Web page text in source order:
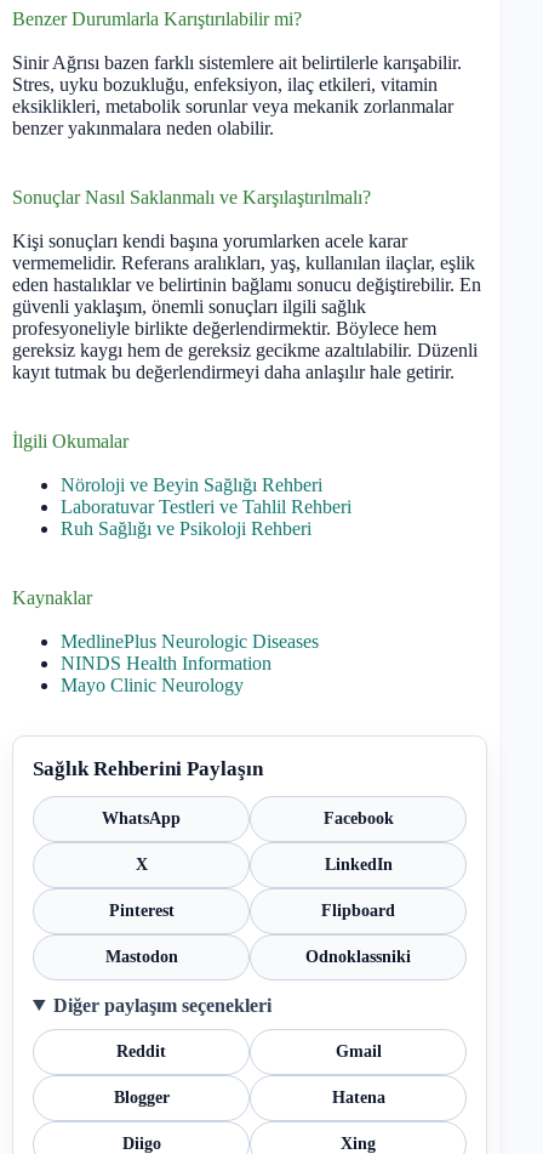
Benzer Durumlarla Karıştırılabilir mi?
Sinir Ağrısı bazen farklı sistemlere ait belirtilerle karışabilir.
Stres, uyku bozukluğu, enfeksiyon, ilaç etkileri, vitamin
eksiklikleri, metabolik sorunlar veya mekanik zorlanmalar
benzer yakınmalara neden olabilir.
Sonuçlar Nasıl Saklanmalı ve Karşılaştırılmalı?
Kişi sonuçları kendi başına yorumlarken acele karar
vermemelidir. Referans aralıkları, yaş, kullanılan ilaçlar, eşlik
eden hastalıklar ve belirtinin bağlamı sonucu değiştirebilir. En
güvenli yaklaşım, önemli sonuçları ilgili sağlık
profesyoneliyle birlikte değerlendirmektir. Böylece hem
gereksiz kaygı hem de gereksiz gecikme azaltılabilir. Düzenli
kayıt tutmak bu değerlendirmeyi daha anlaşılır hale getirir.
İlgili Okumalar
Nöroloji ve Beyin Sağlığı Rehberi
Laboratuvar Testleri ve Tahlil Rehberi
Ruh Sağlığı ve Psikoloji Rehberi
Kaynaklar
MedlinePlus Neurologic Diseases
NINDS Health Information
Mayo Clinic Neurology
Sağlık Rehberini Paylaşın
WhatsApp Facebook
X LinkedIn
Pinterest Flipboard
Mastodon Odnoklassniki
Diğer paylaşım seçenekleri
Reddit Gmail
Blogger Hatena
Diigo Xing